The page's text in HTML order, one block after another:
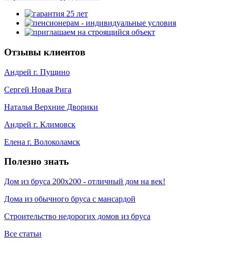
Отзывы клиентов
Андрей г. Пущино
Сергей Новая Рига
Наталья Верхние Дворики
Андрей г. Климовск
Елена г. Волоколамск
Полезно знать
Дом из бруса 200х200 - отличный дом на век!
Дома из обычного бруса с мансардой
Строительство недорогих домов из бруса
Все статьи